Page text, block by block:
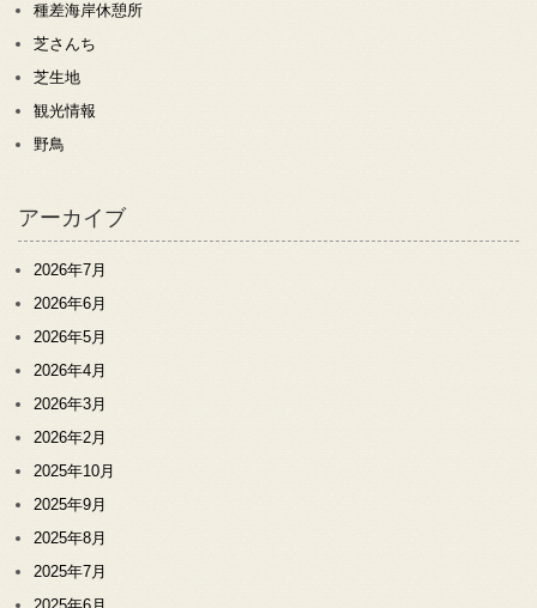
種差海岸休憩所
芝さんち
芝生地
観光情報
野鳥
アーカイブ
2026年7月
2026年6月
2026年5月
2026年4月
2026年3月
2026年2月
2025年10月
2025年9月
2025年8月
2025年7月